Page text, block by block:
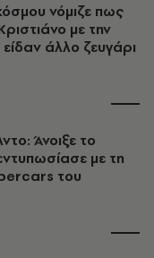
νόμιζε πως
με την
άλλο ζευγάρι
Άνοιξε το
με τη
του